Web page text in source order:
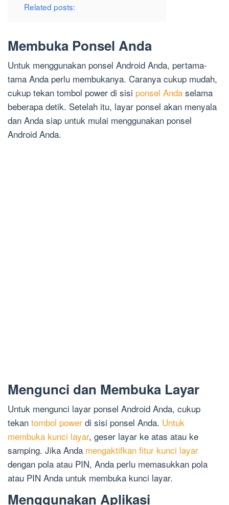
Related posts:
Membuka Ponsel Anda
Untuk menggunakan ponsel Android Anda, pertama-
tama Anda perlu membukanya. Caranya cukup mudah,
cukup tekan tombol power di sisi ponsel Anda selama
beberapa detik. Setelah itu, layar ponsel akan menyala
dan Anda siap untuk mulai menggunakan ponsel
Android Anda.
Mengunci dan Membuka Layar
Untuk mengunci layar ponsel Android Anda, cukup
tekan tombol power di sisi ponsel Anda. Untuk
membuka kunci layar, geser layar ke atas atau ke
samping. Jika Anda mengaktifkan fitur kunci layar
dengan pola atau PIN, Anda perlu memasukkan pola
atau PIN Anda untuk membuka kunci layar.
Menggunakan Aplikasi